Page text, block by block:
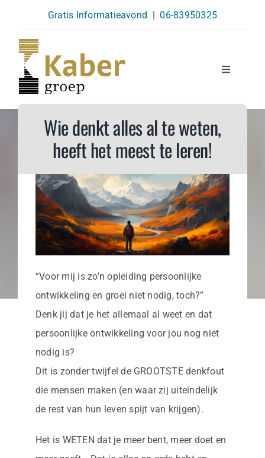
content
Gratis Informatieavond | 06-83950325
Toggle
Agenda
Over Ons
Kennisbank
Wie denkt alles al te weten,
heefthet meest te leren!
“Voor mij is zo’n opleiding persoonlijke
ontwikkeling en groei niet nodig, toch?”
Denk jij dat je het allemaal al weet en dat
persoonlijke ontwikkeling voor jou nog niet
nodig is?
Dit is zonder twijfel de GROOTSTE denkfout
die mensen maken (en waar zij uiteindelijk
de rest van hun leven spijt van krijgen).
Het is WETEN dat je meer bent, meer doet en